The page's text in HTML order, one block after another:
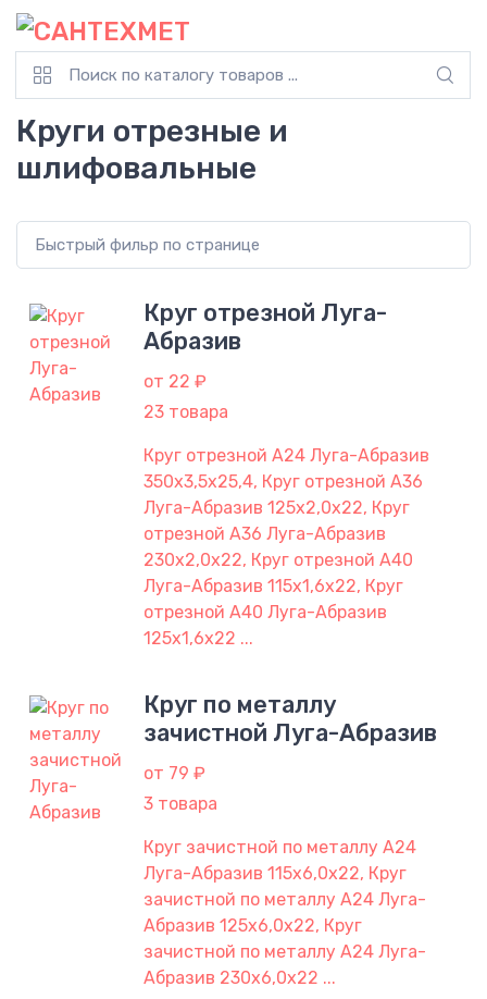
Круги отрезные и
шлифовальные
Круг отрезной Луга-
Абразив
от 22 ₽
23 товара
Круг отрезной A24 Луга-Абразив
350х3,5х25,4, Круг отрезной A36
Луга-Абразив 125х2,0х22, Круг
отрезной A36 Луга-Абразив
230х2,0х22, Круг отрезной A40
Луга-Абразив 115х1,6х22, Круг
отрезной A40 Луга-Абразив
125х1,6х22 ...
Круг по металлу
зачистной Луга-Абразив
от 79 ₽
3 товара
Круг зачистной по металлу A24
Луга-Абразив 115х6,0х22, Круг
зачистной по металлу A24 Луга-
Абразив 125х6,0х22, Круг
зачистной по металлу A24 Луга-
Абразив 230х6,0х22 ...